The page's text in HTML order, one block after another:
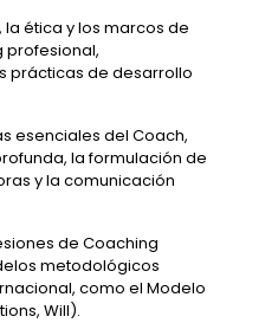
ética y los marcos de
profesional,
prácticas de desarrollo
esenciales del Coach,
la formulación de
y la comunicación
de Coaching
metodológicos
como el Modelo
Will).